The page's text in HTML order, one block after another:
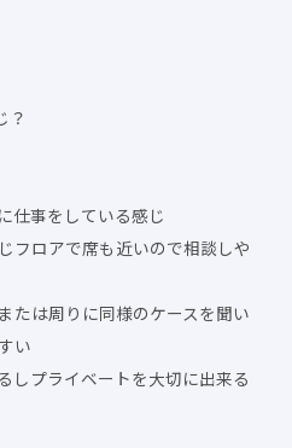
？
仕事をしている感じ
フロアで席も近いので相談しや
たは周りに同様のケースを聞い
い
プライベートを大切に出来る